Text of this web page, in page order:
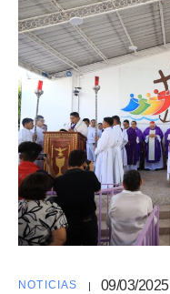
NOTICIAS 09/03/2025